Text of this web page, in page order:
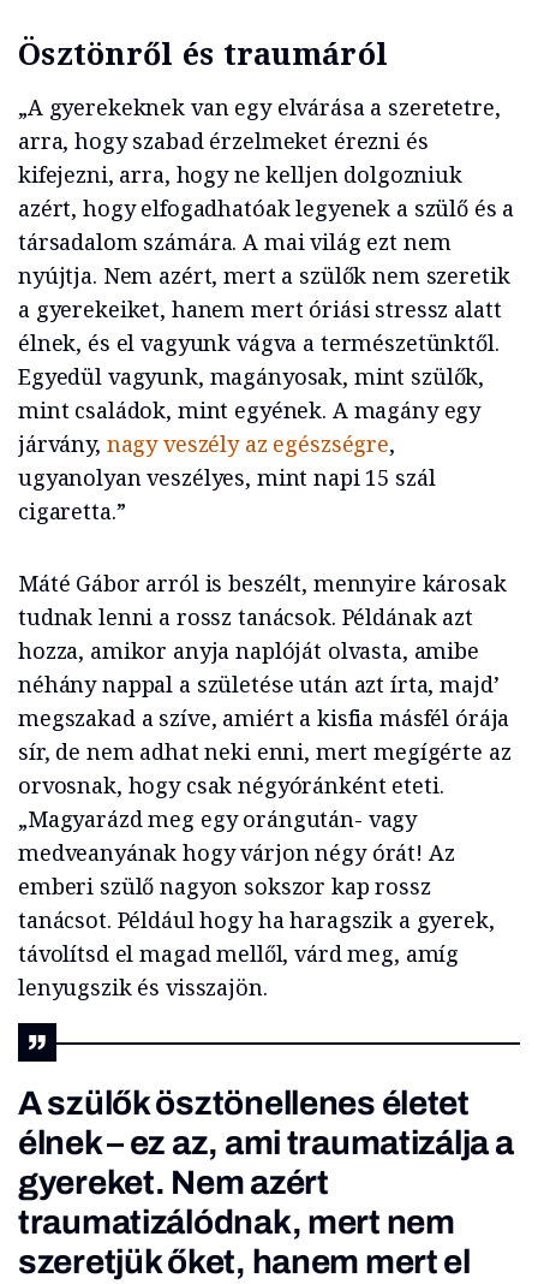
Ösztönről és traumáról
„A gyerekeknek van egy elvárása a szeretetre,
arra, hogy szabad érzelmeket érezni és
kifejezni, arra, hogy ne kelljen dolgozniuk
azért, hogy elfogadhatóak legyenek a szülő és a
társadalom számára. A mai világ ezt nem
nyújtja. Nem azért, mert a szülők nem szeretik
a gyerekeiket, hanem mert óriási stressz alatt
élnek, és el vagyunk vágva a természetünktől.
Egyedül vagyunk, magányosak, mint szülők,
mint családok, mint egyének. A magány egy
járvány, nagy veszély az egészségre,
ugyanolyan veszélyes, mint napi 15 szál
cigaretta.”
Máté Gábor arról is beszélt, mennyire károsak
tudnak lenni a rossz tanácsok. Példának azt
hozza, amikor anyja naplóját olvasta, amibe
néhány nappal a születése után azt írta, majd’
megszakad a szíve, amiért a kisfia másfél órája
sír, de nem adhat neki enni, mert megígérte az
orvosnak, hogy csak négyóránként eteti.
„Magyarázd meg egy orángután- vagy
medveanyának hogy várjon négy órát! Az
emberi szülő nagyon sokszor kap rossz
tanácsot. Például hogy ha haragszik a gyerek,
távolítsd el magad mellől, várd meg, amíg
lenyugszik és visszajön.
A szülők ösztönellenes életet
élnek – ez az, ami traumatizálja a
gyereket. Nem azért
traumatizálódnak, mert nem
szeretjük őket, hanem mert el